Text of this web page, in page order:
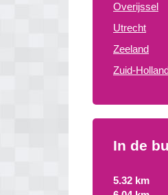
Overijssel
Utrecht
Zeeland
Zuid-
In de
5.32 km